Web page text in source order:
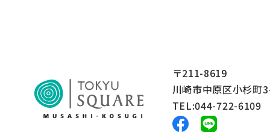
〒211-8619
川崎市中原区小杉町
TEL:044-722-6109